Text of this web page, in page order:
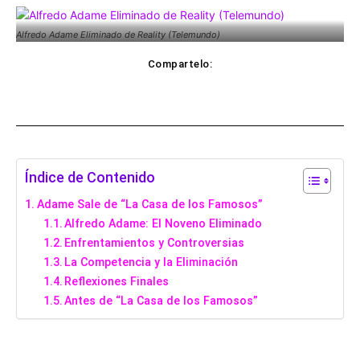
Alfredo Adame Eliminado de Reality (Telemundo)
Compartelo:
Índice de Contenido
Adame Sale de “La Casa de los Famosos”
Alfredo Adame: El Noveno Eliminado
Enfrentamientos y Controversias
La Competencia y la Eliminación
Reflexiones Finales
Antes de “La Casa de los Famosos”